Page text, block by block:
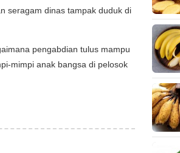
seragam dinas tampak duduk di
pengabdian tulus mampu
mimpi anak bangsa di pelosok